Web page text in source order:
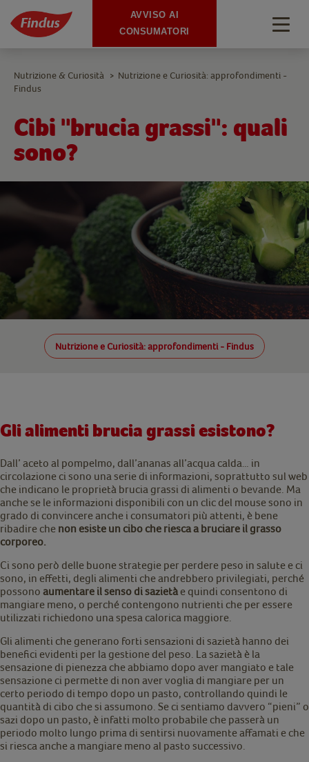
Cibi "brucia grassi": quali
sono?
Nutrizione e Curiosità: approfondimenti - Findus
Nutrizione & Curiosità > Nutrizione e Curiosità: approfondimenti -
Findus
Gli alimenti brucia grassi esistono?
Dall’ aceto al pompelmo, dall’ananas all’acqua calda… in
circolazione ci sono una serie di informazioni, soprattutto sul web
che indicano le proprietà brucia grassi di alimenti o bevande. Ma
anche se le informazioni disponibili con un clic del mouse sono in
grado di convincere anche i consumatori più attenti, è bene
ribadire che non esiste un cibo che riesca a bruciare il grasso
corporeo.
Ci sono però delle buone strategie per perdere peso in salute e ci
sono, in effetti, degli alimenti che andrebbero privilegiati, perché
possono aumentare il senso di sazietà e quindi consentono di
mangiare meno, o perché contengono nutrienti che per essere
utilizzati richiedono una spesa calorica maggiore.
Gli alimenti che generano forti sensazioni di sazietà hanno dei
benefici evidenti per la gestione del peso. La sazietà è la
sensazione di pienezza che abbiamo dopo aver mangiato e tale
sensazione ci permette di non aver voglia di mangiare per un
certo periodo di tempo dopo un pasto, controllando quindi le
quantità di cibo che si assumono. Se ci sentiamo davvero “pieni” o
sazi dopo un pasto, è infatti molto probabile che passerà un
periodo molto lungo prima di sentirsi nuovamente affamati e che
si riesca anche a mangiare meno al pasto successivo.
AVVISO AI
CONSUMATORI